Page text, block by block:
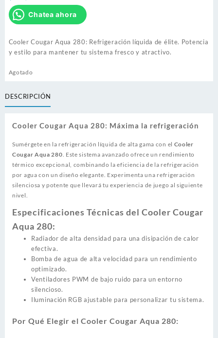
Chatea ahora
Cooler Cougar Aqua 280: Refrigeración líquida de élite. Potencia
y estilo para mantener tu sistema fresco y atractivo.
Agotado
DESCRIPCIÓN
Cooler Cougar Aqua 280: Máxima la refrigeración
Sumérgete en la refrigeración líquida de alta gama con el Cooler
Cougar Aqua 280 . Este sistema avanzado ofrece un rendimiento
térmico excepcional, combinando la eficiencia de la refrigeración
por agua con un diseño elegante. Experimenta una refrigeración
silenciosa y potente que llevará tu experiencia de juego al siguiente
nivel.
Especificaciones Técnicas del Cooler Cougar
Aqua 280:
Radiador de alta densidad para una disipación de calor
efectiva.
Bomba de agua de alta velocidad para un rendimiento
optimizado.
Ventiladores PWM de bajo ruido para un entorno
silencioso.
Iluminación RGB ajustable para personalizar tu sistema.
Por Qué Elegir el Cooler Cougar Aqua 280: